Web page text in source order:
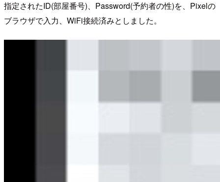
指定されたID(部屋番号)、Password(予約者の性)を、Pixelの
ブラウザで入力、WiFi接続済みとしました。